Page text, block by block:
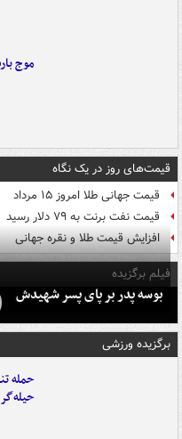
موج
قیمت‌های روز در یک نگاه
قیمت جهانی طلا امروز ۱۵ مرداد
قیمت نفت برنت به ۷۹ دلار رسید
افزایش قیمت طلا و نقره جهانی
فیلم برگزیده
بوسه‌ پدر بر پای پسر شهیدش
برگزیده ورزشی
حمله